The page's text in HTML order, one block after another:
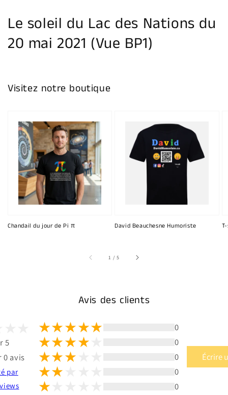
Le soleil du Lac des Nations du
20 mai 2021 (Vue BP1)
Visitez notre boutique
Chandail du jour de Pi π David Beauchesne Humoriste
1 /sur
5
Avis des clients
5
0 avis
par
0
0
0
0
0
Écrire